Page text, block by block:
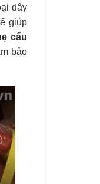
dây
giúp
cẩu
bảo